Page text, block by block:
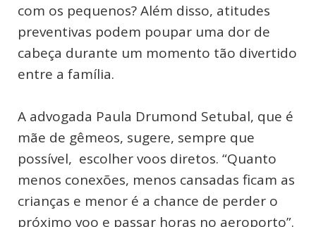
com os pequenos? Além disso, atitudes
preventivas podem poupar uma dor de
cabeça durante um momento tão divertido
entre a família.
A advogada Paula Drumond Setubal, que é
mãe de gêmeos, sugere, sempre que
possível, escolher voos diretos. “Quanto
menos conexões, menos cansadas ficam as
crianças e menor é a chance de perder o
próximo voo e passar horas no aeroporto”.